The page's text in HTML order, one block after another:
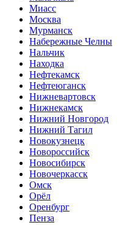
Миасс
Москва
Мурманск
Набережные Челны
Нальчик
Находка
Нефтекамск
Нефтеюганск
Нижневартовск
Нижнекамск
Нижний Новгород
Нижний Тагил
Новокузнецк
Новороссийск
Новосибирск
Новочеркасск
Омск
Орёл
Оренбург
Пенза